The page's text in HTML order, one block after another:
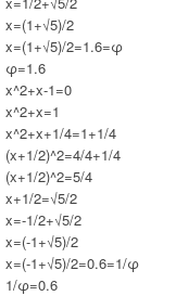
x=(1+√5)/2
x=(1+√5)/2=1.6=φ
φ=1.6
x^2+x-1=0
x^2+x=1
x^2+x+1/4=1+1/4
(x+1/2)^2=4/4+1/4
(x+1/2)^2=5/4
x+1/2=√5/2
x=-1/2+√5/2
x=(-1+√5)/2
x=(-1+√5)/2=0.6=1/φ
1/φ=0.6